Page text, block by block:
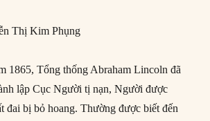
Thị Kim Phụng
1865, Tổng thống Abraham Lincoln đã
lập Cục Người tị nạn, Người được
đai bị bỏ hoang. Thường được biết đến